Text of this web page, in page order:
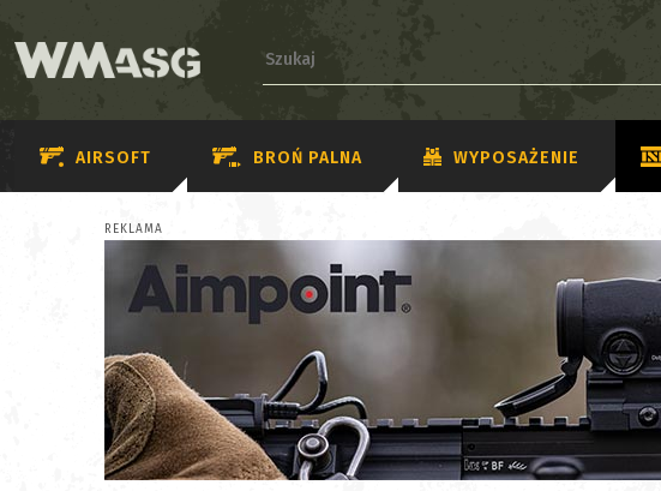
AIRSOFT BROŃ PALNA WYPOSAŻENIE
REKLAMA